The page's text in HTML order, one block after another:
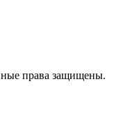
права защищены.